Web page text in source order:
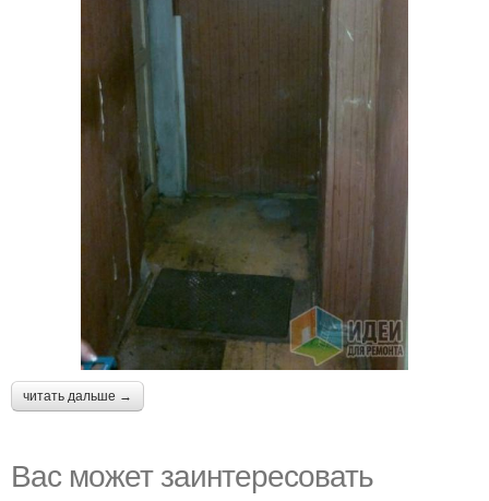
читать дальше →
Вас может заинтересовать